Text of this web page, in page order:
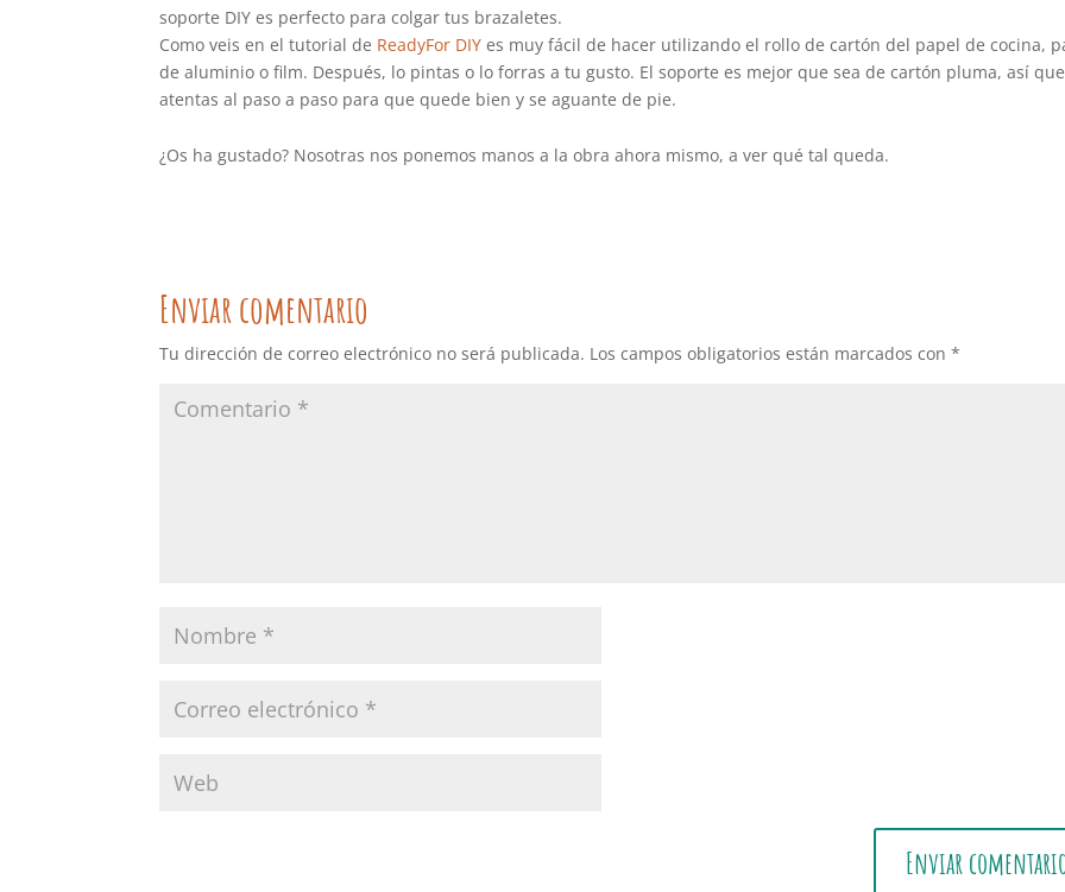
soporte DIY es perfecto para colgar tus brazaletes.
Como veis en el tutorial de ReadyFor DIY es muy fácil de hacer utilizando el rollo de cartón del papel de cocina,
de aluminio o film. Después, lo pintas o lo forras a tu gusto. El soporte es mejor que sea de cartón pluma, así que
atentas al paso a paso para que quede bien y se aguante de pie.
¿Os ha gustado? Nosotras nos ponemos manos a la obra ahora mismo, a ver qué tal queda.
Enviar comentario
Tu dirección de correo electrónico no será publicada. Los campos obligatorios están marcados con*